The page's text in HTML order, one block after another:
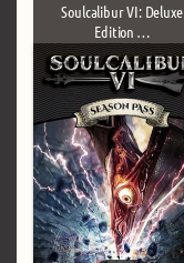
Soulcalibur VI: Deluxe
Edition …